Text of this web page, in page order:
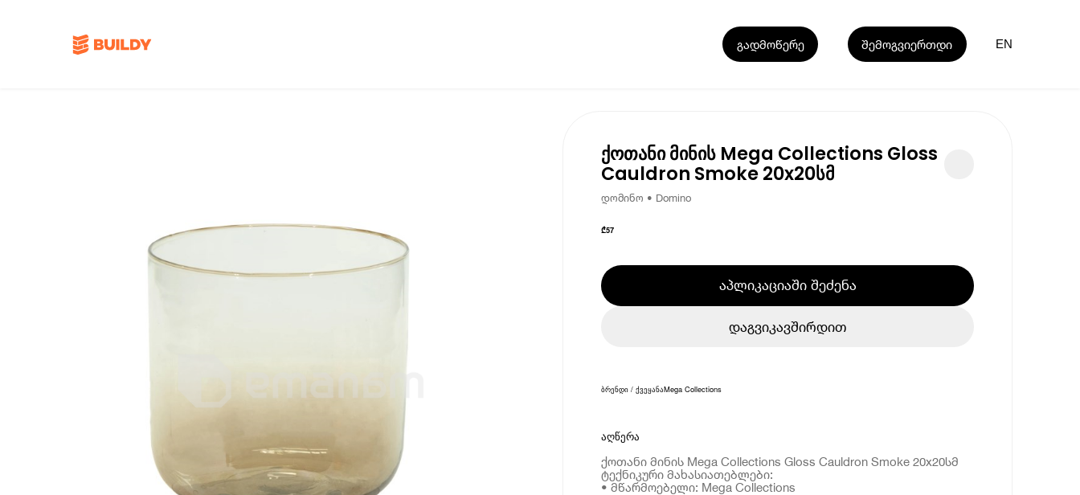
გადმოწერე შემოგვიერთდი EN
ქოთანი მინის Mega Collections Gloss
Cauldron Smoke 20x20სმ
დომინო • Domino
₾57
აპლიკაციაში შეძენა
დაგვიკავშირდით
ბრენდი / ქვეყანაMega Collections
აღწერა
ქოთანი მინის Mega Collections Gloss Cauldron Smoke 20x20სმ
ტექნიკური მახასიათებლები:
• მწარმოებელი: Mega Collections